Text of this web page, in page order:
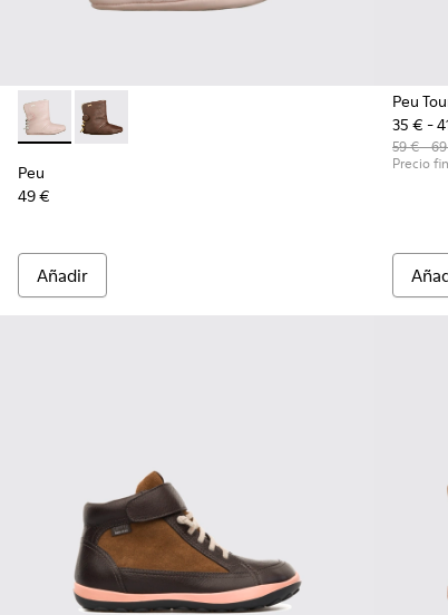
Peu - 60015-002 - Pink
Peu - 60015-001
Peu
49 €
Añadir
Peu
35 € -
59 € -
Precio